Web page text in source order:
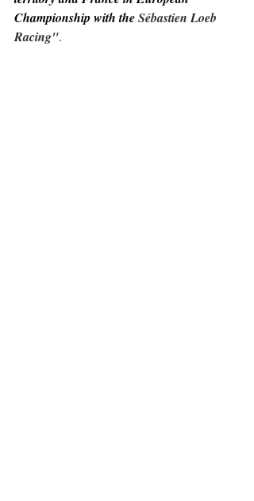
Championship with the Sébastien Loeb
Racing".